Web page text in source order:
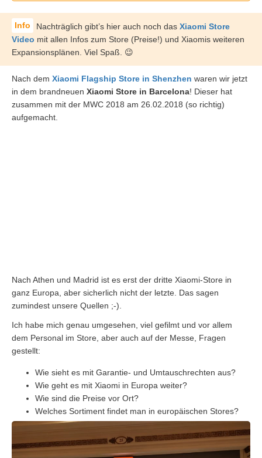
Nachträglich gibt’s hier auch noch das Xiaomi Store
Video mit allen Infos zum Store (Preise!) und Xiaomis weiteren
Expansionsplänen. Viel Spaß. 😉
Nach dem Xiaomi Flagship Store in Shenzhen waren wir jetzt
in dem brandneuen Xiaomi Store in Barcelona! Dieser hat
zusammen mit der MWC 2018 am 26.02.2018 (so richtig)
aufgemacht.
Nach Athen und Madrid ist es erst der dritte Xiaomi-Store in
ganz Europa, aber sicherlich nicht der letzte. Das sagen
zumindest unsere Quellen ;-).
Ich habe mich genau umgesehen, viel gefilmt und vor allem
dem Personal im Store, aber auch auf der Messe, Fragen
gestellt:
Wie sieht es mit Garantie- und Umtauschrechten aus?
Wie geht es mit Xiaomi in Europa weiter?
Wie sind die Preise vor Ort?
Welches Sortiment findet man in europäischen Stores?